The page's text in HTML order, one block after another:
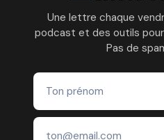
Une lettre chaque
podcast et des outils
Pas de